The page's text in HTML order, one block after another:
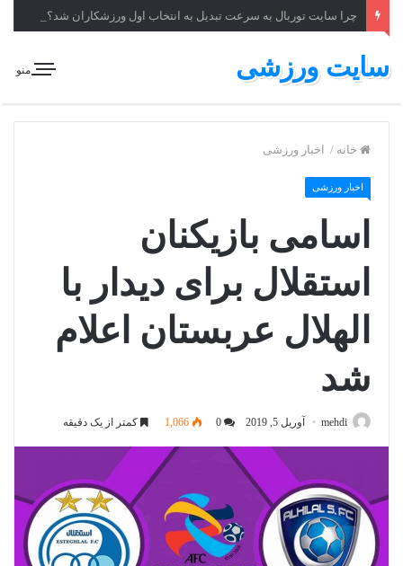
چرا سایت توربال به ‌سرعت تبدیل به انتخاب اول ورزشکاران شد؟
منو سایت ورزشی
خانه / اخبار ورزشی
اخبار ورزشی
اسامی بازیکنان
استقلال برای دیدار با
الهلال عربستان اعلام
شد
mehdi آوریل 5, 2019 1,066 کمتر از یک دقیقه